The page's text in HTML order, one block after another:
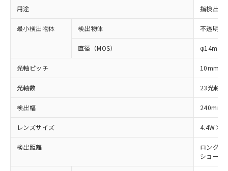
用途 指検出用
最小検出物体 検出物体 不透明体
直径（MOS） φ14mm
光軸ピッチ 10mm
光軸数 23光軸
検出幅 240mm
レンズサイズ
検出距離
ロング
ショート